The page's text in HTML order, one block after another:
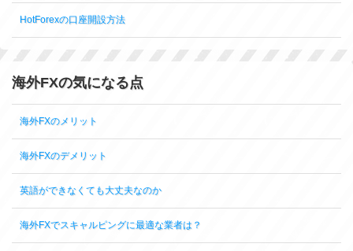
HotForexの口座開設方法
海外FXの気になる点
海外FXのメリット
海外FXのデメリット
英語ができなくても大丈夫なのか
海外FXでスキャルピングに最適な業者は？